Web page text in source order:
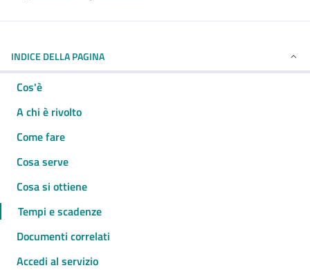
INDICE DELLA PAGINA
Cos'è
A chi è rivolto
Come fare
Cosa serve
Cosa si ottiene
Tempi e scadenze
Documenti correlati
Accedi al servizio